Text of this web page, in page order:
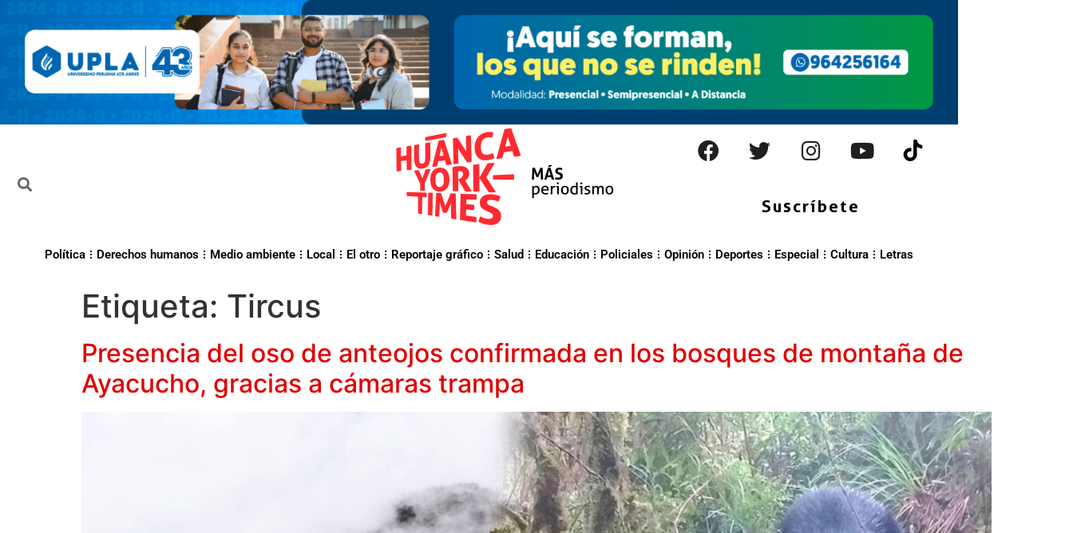
Suscríbete
Política Derechos humanos Medio ambiente Local El otro Reportaje gráfico Salud Educación Policiales Opinión Deportes Especial Cultura Letras
Etiqueta: Tircus
Presencia del oso de anteojos confirmada en los bosques de montaña de
Ayacucho, gracias a cámaras trampa